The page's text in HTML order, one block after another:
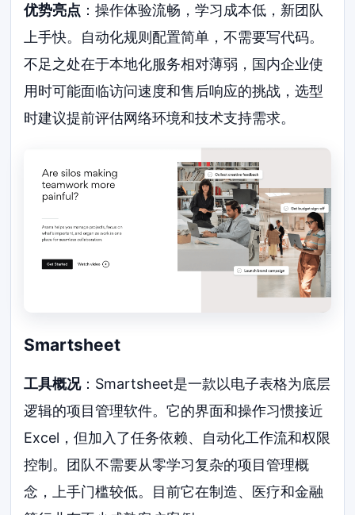
优势亮点 ：操作体验流畅，学习成本低，新团队
上手快。自动化规则配置简单，不需要写代码。
不足之处在于本地化服务相对薄弱，国内企业使
用时可能面临访问速度和售后响应的挑战，选型
时建议提前评估网络环境和技术支持需求。
Smartsheet
工具概况：Smartsheet是一款以电子表格为底层
逻辑的项目管理软件。它的界面和操作习惯接近
Excel，但加入了任务依赖、自动化工作流和权限
控制。团队不需要从零学习复杂的项目管理概
念，上手门槛较低。目前它在制造、医疗和金融